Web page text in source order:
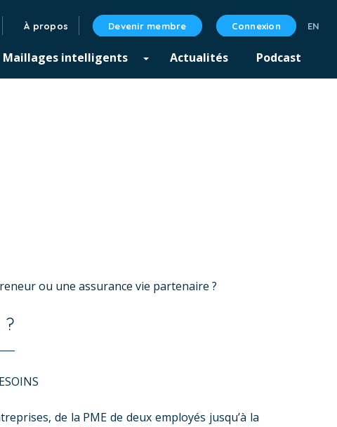
À propos Devenir membre Connexion
Maillages intelligents Actualités Podcast
ou une assurance vie partenaire ?
?
de la PME de deux employés jusqu’à la